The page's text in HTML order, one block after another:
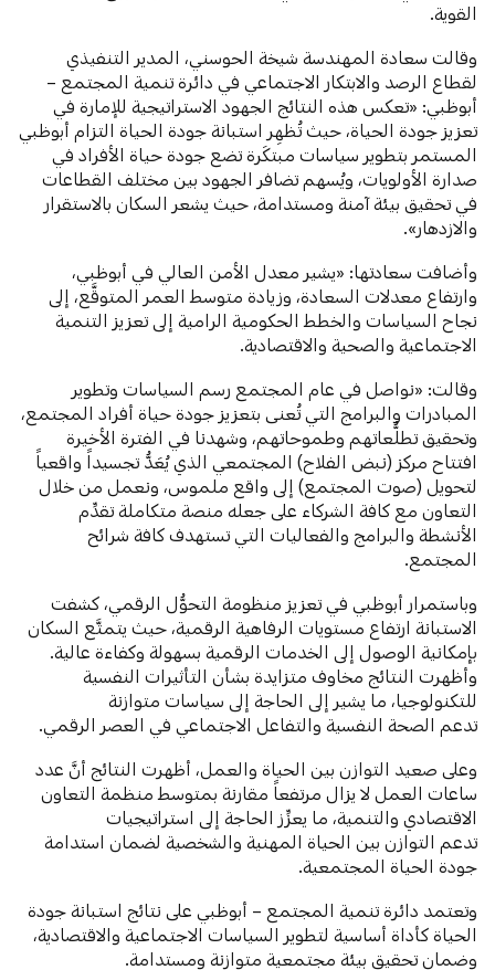
القوية.
وقالت سعادة المهندسة شيخة الحوسني، المدير التنفيذي
لقطاع الرصد والابتكار الاجتماعي في دائرة تنمية المجتمع –
أبوظبي: «تعكس هذه النتائج الجهود الاستراتيجية للإمارة في
تعزيز جودة الحياة، حيثتُظهِر استبانة جودة الحياة التزام أبوظبي
المستمر بتطوير سياسات مبتكَرة تضع جودة حياة الأفراد في
صدارة الأولويات، ويُسهم تضافر الجهود بين مختلف القطاعات
في تحقيق بيئة آمنة ومستدامة، حيث يشعر السكان بالاستقرار
والازدهار».
وأضافت سعادتها: «يشير معدل الأمن العالي في أبوظبي،
وارتفاع معدلات السعادة، وزيادة متوسط العمر المتوقَّع، إلى
نجاح السياسات والخطط الحكومية الرامية إلى تعزيز التنمية
الاجتماعية والصحية والاقتصادية.
وقالت: «نواصل في عام المجتمع رسم السياسات وتطوير
المبادرات والبرامج التي تُعنى بتعزيز جودة حياة أفراد المجتمع،
وتحقيق تطلُّعاتهم وطموحاتهم، وشهدنا في الفترة الأخيرة
افتتاح مركز (نبض الفلاح) المجتمعي الذي يُعَدُّ تجسيداً واقعياً
لتحويل (صوت المجتمع) إلى واقع ملموس، ونعمل من خلال
التعاون مع كافة الشركاء على جعله منصة متكاملة تقدِّم
الأنشطة والبرامج والفعاليات التي تستهدف كافة شرائح
المجتمع.
وباستمرار أبوظبي في تعزيز منظومة التحوُّل الرقمي، كشفت
الاستبانة ارتفاع مستويات الرفاهية الرقمية، حيث يتمتَّع السكان
بإمكانية الوصول إلى الخدمات الرقمية بسهولة وكفاءة عالية.
وأظهرت النتائج مخاوف متزايدة بشأن التأثيرات النفسية
للتكنولوجيا، ما يشير إلى الحاجة إلى سياسات متوازنة
تدعم الصحة النفسية والتفاعل الاجتماعي في العصر الرقمي.
وعلى صعيد التوازن بين الحياة والعمل، أظهرت النتائج أنَّ عدد
ساعات العمل لا يزال مرتفعاً مقارنة بمتوسط منظمة التعاون
الاقتصادي والتنمية، ما يعزِّز الحاجة إلى استراتيجيات
تدعم التوازن بين الحياة المهنية والشخصية لضمان استدامة
جودة الحياة المجتمعية.
وتعتمد دائرة تنمية المجتمع – أبوظبي على نتائج استبانة جودة
الحياة كأداة أساسية لتطوير السياسات الاجتماعية والاقتصادية،
وضمان تحقيق بيئة مجتمعية متوازنة ومستدامة.